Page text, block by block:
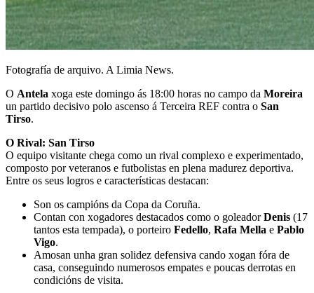
Fotografía de arquivo. A Limia News.
O Antela xoga este domingo ás 18:00 horas no campo da Moreira
un partido decisivo polo ascenso á Terceira REF contra o San
Tirso.
O Rival: San Tirso
O equipo visitante chega como un rival complexo e experimentado,
composto por veteranos e futbolistas en plena madurez deportiva.
Entre os seus logros e características destacan:
Son os campións da Copa da Coruña.
Contan con xogadores destacados como o goleadorDenis (17
tantos esta tempada), o porteiro Fedello, Rafa Mella e Pablo
Vigo.
Amosan unha gran solidez defensiva cando xogan fóra de
casa, conseguindo numerosos empates e poucas derrotas en
condicións de visita.